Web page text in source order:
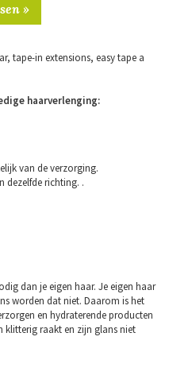
»
tape-in extensions, easy tape a
haarverlenging:
van de verzorging.
dezelfde richting. .
dan je eigen haar. Je eigen haar
worden dat niet. Daarom is het
en hydraterende producten
raakt en zijn glans niet